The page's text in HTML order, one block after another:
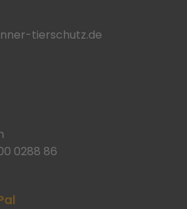
tierschutz.de
0288 86